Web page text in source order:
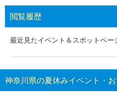
閲覧履歴
最近見たイベント＆スポットペー
神奈川県の夏休みイベント・